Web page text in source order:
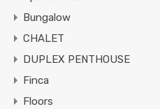
Bungalow
CHALET
DUPLEX PENTHOUSE
Finca
Floors